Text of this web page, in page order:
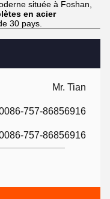
Mr. Tian
757-86856916
757-86856916
située à Foshan,
en acier
30 pays.